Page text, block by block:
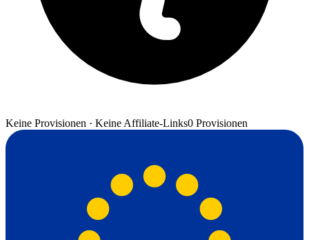
Keine Provisionen · Keine Affiliate-Links0 Provisionen